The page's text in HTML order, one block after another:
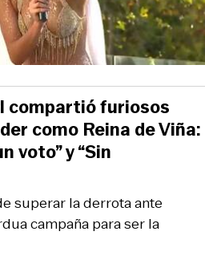
superar la derrota ante
campaña para ser la
compartió furiosos
como Reina de Viña:
voto” y “Sin